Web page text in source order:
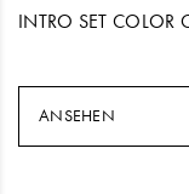
INTRO SET COLOR
ANSEHEN